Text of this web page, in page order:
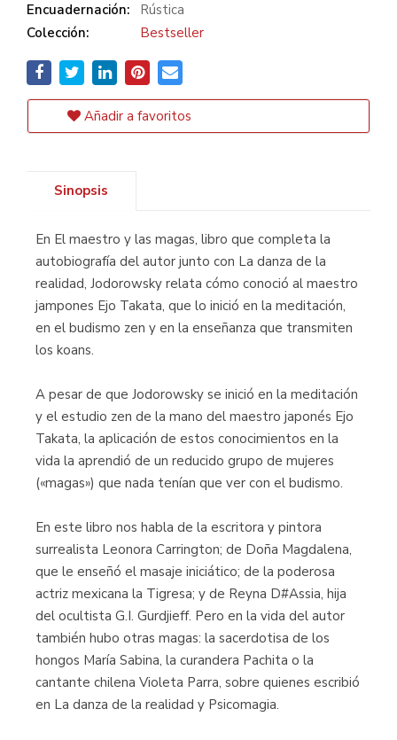
Encuadernación:
Rústica
Colección:
Bestseller
Añadir a favoritos
Sinopsis
En El maestro y las magas, libro que completa la
autobiografía del autor junto con La danza de la
realidad, Jodorowsky relata cómo conoció al maestro
jampones Ejo Takata, que lo inició en la meditación,
en el budismo zen y en la enseñanza que transmiten
los koans.
A pesar de que Jodorowsky se inició en la meditación
y el estudio zen de la mano del maestro japonés Ejo
Takata, la aplicación de estos conocimientos en la
vida la aprendió de un reducido grupo de mujeres
(«magas») que nada tenían que ver con el budismo.
En este libro nos habla de la escritora y pintora
surrealista Leonora Carrington; de Doña Magdalena,
que le enseñó el masaje iniciático; de la poderosa
actriz mexicana la Tigresa; y de Reyna D#Assia, hija
del ocultista G.I. Gurdjieff. Pero en la vida del autor
también hubo otras magas: la sacerdotisa de los
hongos María Sabina, la curandera Pachita o la
cantante chilena Violeta Parra, sobre quienes escribió
en La danza de la realidad y Psicomagia.